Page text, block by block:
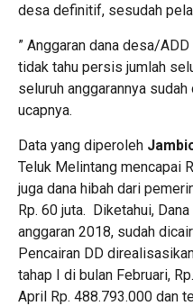
desa definitif, sesudah
” Anggaran dana desa/
tidak tahu persis jumlah
seluruh anggarannya
ucapnya.
Data yang diperoleh
Teluk Melintang mencapai
juga dana hibah dari
Rp. 60 juta. Diketahui,
anggaran 2018, sudah
Pencairan DD
tahap I di bulan Februari,
April Rp. 488.793.000 dan